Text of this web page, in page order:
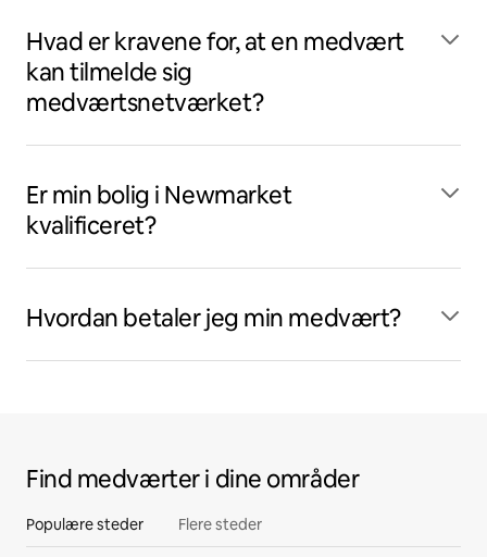
Hvad er kravene for, at en medvært
kan tilmelde sig
medværtsnetværket?
Er min bolig i Newmarket
kvalificeret?
Hvordan betaler jeg min medvært?
Find medværter i dine områder
Populære steder Flere steder